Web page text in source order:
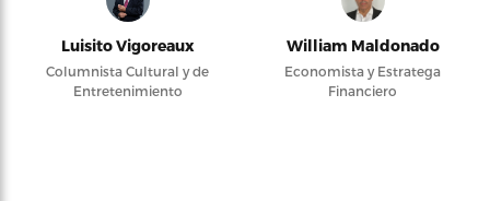
Luisito Vigoreaux
Columnista Cultural y de
Entretenimiento
William Maldonado
Economista y Estratega
Financiero